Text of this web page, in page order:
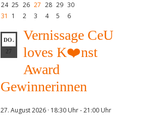
24 25 26 27 28 29 30
31
1 2 3 4 5 6
DO.
27
Vernissage CeU
loves K❤️nst
Award
Gewinnerinnen
27. August 2026 · 18:30 Uhr-21:00 Uhr